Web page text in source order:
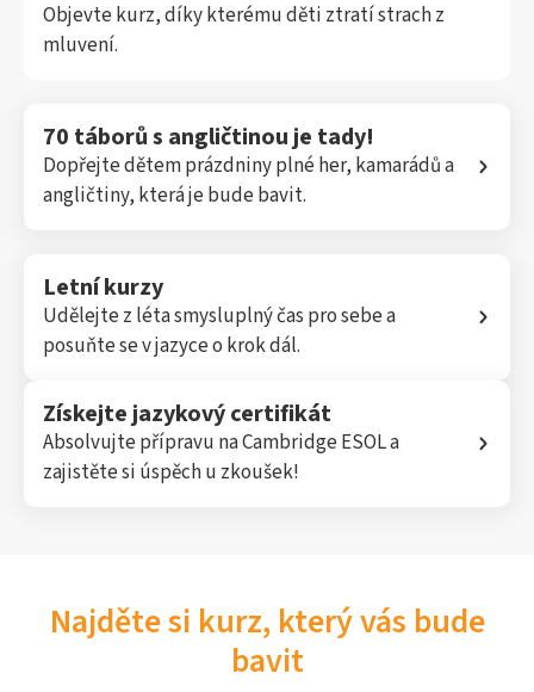
Objevte kurz, díky kterému děti ztratí strach z
mluvení.
70 táborů s angličtinou je tady!
Dopřejte dětem prázdniny plné her, kamarádů a
angličtiny, která je bude bavit.
Letní kurzy
Udělejte z léta smysluplný čas pro sebe a
posuňte se v jazyce o krok dál.
Získejte jazykový certifikát
Absolvujte přípravu na Cambridge ESOL a
zajistěte si úspěch u zkoušek!
Najděte si kurz, který vás bude
bavit